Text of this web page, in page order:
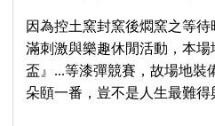
因為控土窯封窯後燜窯之等待
滿刺激與樂趣休閒活動，本
盃』 ...等漆彈競賽，故場地裝
朵頤一番，豈不是人生最難